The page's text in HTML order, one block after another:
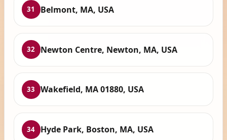
31 Belmont, MA, USA
32 Newton Centre, Newton, MA, USA
33 Wakefield, MA 01880, USA
34 Hyde Park, Boston, MA, USA